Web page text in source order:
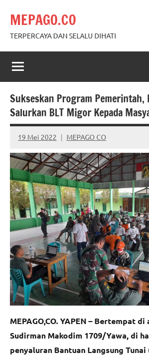
content
MEPAGO.CO
TERPERCAYA DAN SELALU DIHATI
Sukseskan Program Pemerintah,
Salurkan BLT Migor Kepada
19 Mei 2022 MEPAGO CO
No
comments
MEPAGO,CO. YAPEN – Bertempat
Sudirman Makodim 1709/Yawa, di
penyaluran Bantuan Langsung